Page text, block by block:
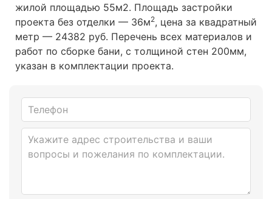
жилой площадью 55м2. Площадь застройки
проекта без отделки — 36м2, цена за квадратный
метр — 24382 руб. Перечень всех материалов и
работ по сборке бани, с толщиной стен 200мм,
указан в комплектации проекта.